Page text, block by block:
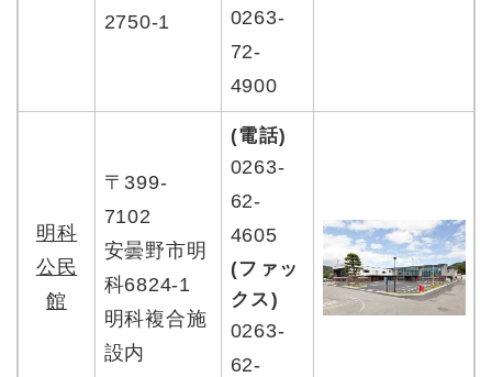
2750-1
0263-
72-
4900
明科
公民
館
〒399-
7102
安曇野市明
科6824-1
明科複合施
設内
(電話)
0263-
62-
4605
(ファッ
クス)
0263-
62-